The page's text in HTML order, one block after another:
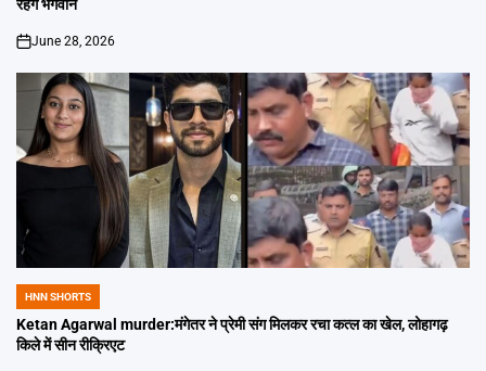
रहेंगे भगवान
on
June 28, 2026
POSTED
IN
HNN SHORTS
Ketan Agarwal murder:मंगेतर ने प्रेमी संग मिलकर रचा कत्ल का खेल, लोहागढ़
किले में सीन रीक्रिएट